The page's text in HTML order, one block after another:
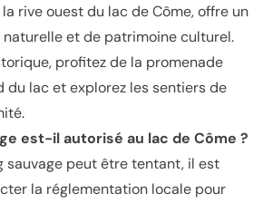
rive ouest du lac de Côme, offre un
et de patrimoine culturel.
profitez de la promenade
du lac et explorez les sentiers de
est-il autorisé au lac de Côme ?
sauvage peut être tentant, il est
la réglementation locale pour